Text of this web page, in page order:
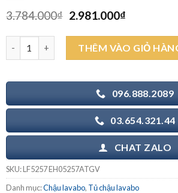
3.784.000₫ Giá
là:
3.784.000₫.
2.981.000₫Giá
tại
là:
CAESAR LF5257 EH05257ATGV - Tủ chậu
THÊM VÀO GIỎ
096.888.2089
03.654.321.44
CHAT ZALO
SKU:LF5257 EH05257ATGV
Danh mục:Chậu lavabo, Tủ chậu lavabo